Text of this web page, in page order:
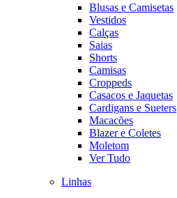
Blusas e Camisetas
Vestidos
Calças
Saias
Shorts
Camisas
Croppeds
Casacos e Jaquetas
Cardigans e Sueters
Macacões
Blazer e Coletes
Moletom
Ver Tudo
Linhas